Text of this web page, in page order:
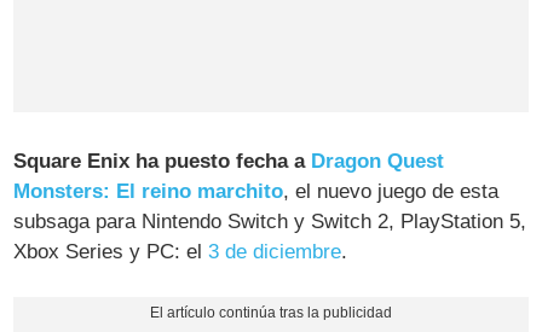
Square Enix ha puesto fecha a Dragon Quest
Monsters: El reino marchito, el nuevo juego de esta
subsaga para Nintendo Switch y Switch 2, PlayStation 5,
Xbox Series y PC: el3 de diciembre.